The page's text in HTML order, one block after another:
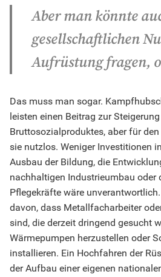
Aber man könnte
gesellschaftlichen
Aufrüstung fragen,
Das muss man sogar.
leisten einen Beitrag zur
Bruttosozialproduktes, aber für
sie nutzlos. Weniger Investitionen
Ausbau der Bildung, die
nachhaltigen Industrieumbau oder
Pflegekräfte wäre
davon, dass Metallfacharbeiter
sind, die derzeit dringend gesucht
Wärmepumpen herzustellen oder
installieren. Ein Hochfahren der
der Aufbau einer eigenen